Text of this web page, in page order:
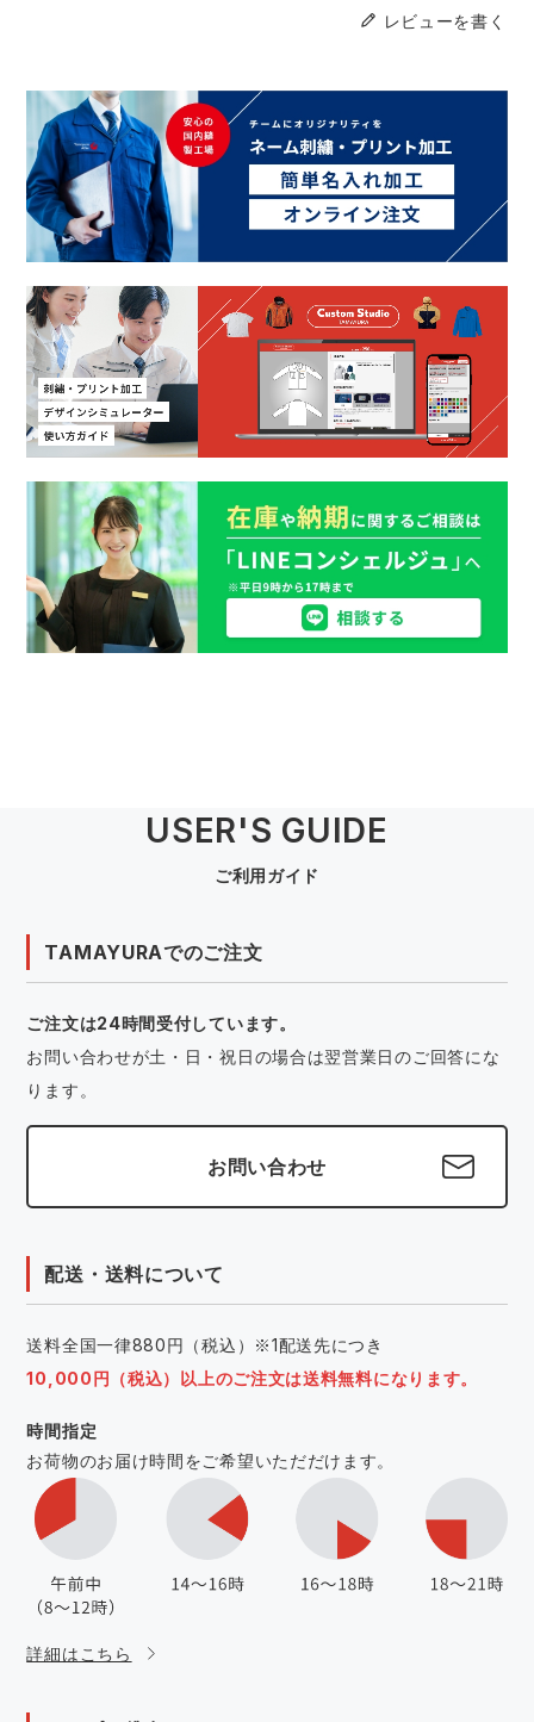
レビューを書く
USER'S GUIDE
ご利用ガイド
TAMAYURAでのご注文
ご注文は24時間受付しています。
お問い合わせが土・日・祝日の場合は翌営業日のご回答にな
ります。
お問い合わせ
配送・送料について
送料全国一律880円（税込）※1配送先につき
10,000円（税込）以上のご注文は送料無料になります。
時間指定
お荷物のお届け時間をご希望いただだけます。
詳細はこちら